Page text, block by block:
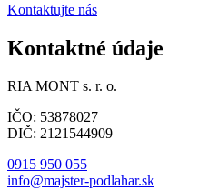
Kontaktujte nás
Kontaktné údaje
RIA MONT s. r. o.
IČO: 53878027
DIČ: 2121544909
0915 950 055
info@majster-podlahar.sk